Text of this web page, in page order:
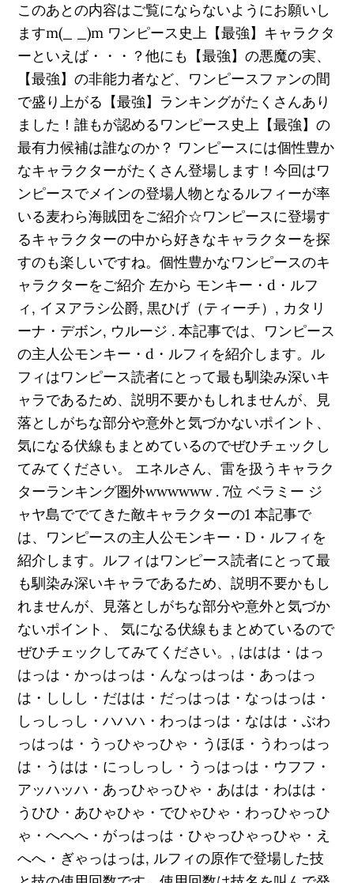
このあとの内容はご覧にならないようにお願いし
ますm(_ _)m ワンピース史上【最強】キャラクタ
ーといえば・・・？他にも【最強】の悪魔の実、
【最強】の非能力者など、ワンピースファンの間
で盛り上がる【最強】ランキングがたくさんあり
ました！誰もが認めるワンピース史上【最強】の
最有力候補は誰なのか？ ワンピースには個性豊か
なキャラクターがたくさん登場します！今回はワ
ンピースでメインの登場人物となるルフィーが率
いる麦わら海賊団をご紹介☆ワンピースに登場す
るキャラクターの中から好きなキャラクターを探
すのも楽しいですね。個性豊かなワンピースのキ
ャラクターをご紹介 左から モンキー・d・ルフ
ィ, イヌアラシ公爵, 黒ひげ（ティーチ）, カタリ
ーナ・デボン, ウルージ . 本記事では、ワンピース
の主人公モンキー・d・ルフィを紹介します。ル
フィはワンピース読者にとって最も馴染み深いキ
ャラであるため、説明不要かもしれませんが、見
落としがちな部分や意外と気づかないポイント、
気になる伏線もまとめているのでぜひチェックし
てみてください。 エネルさん、雷を扱うキャラク
ターランキング圏外wwwwww . 7位 ベラミー ジ
ャヤ島ででてきた敵キャラクターの1 本記事で
は、ワンピースの主人公モンキー・D・ルフィを
紹介します。ルフィはワンピース読者にとって最
も馴染み深いキャラであるため、説明不要かもし
れませんが、見落としがちな部分や意外と気づか
ないポイント、 気になる伏線もまとめているので
ぜひチェックしてみてください。, ははは・はっ
はっは・かっはっは・んなっはっは・あっはっ
は・ししし・だはは・だっはっは・なっはっは・
しっしっし・ハハハ・わっはっは・なはは・ぶわ
っはっは・うっひゃっひゃ・うほほ・うわっはっ
は・うはは・にっしっし・うっはっは・ウフフ・
アッハッハ・あっひゃっひゃ・あはは・わはは・
うひひ・あひゃひゃ・でひゃひゃ・わっひゃっひ
ゃ・へへへ・がっはっは・ひゃっひゃっひゃ・え
へへ・ぎゃっはっは, ルフィの原作で登場した技